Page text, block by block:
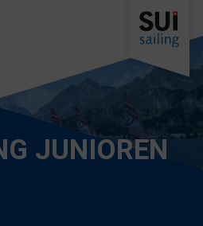
JUNIOREN